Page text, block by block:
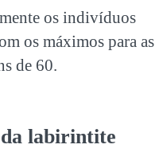
os indivíduos
os máximos para as
de 60.
labirintite